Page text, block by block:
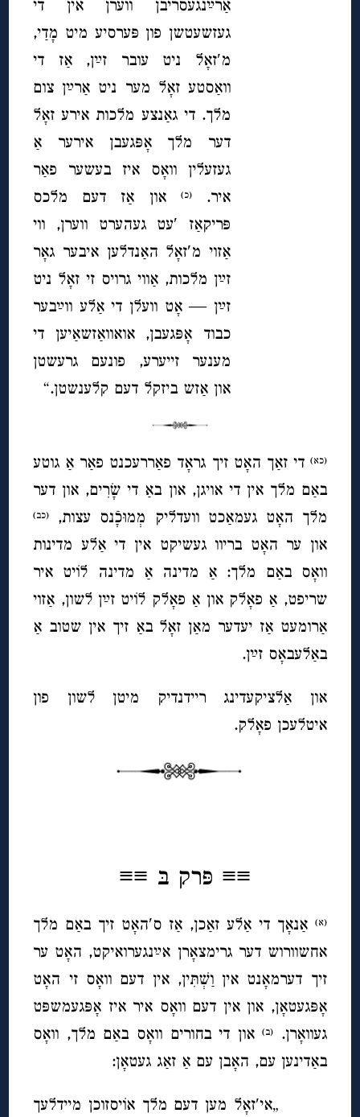
אַרײַנגעסריבן ווערן אין די
געזשעטשן פון פּערסיע מיט מָדַי,
מ′זאָל ניט עובר זײַן, אַז די
וואַסטע זאָל מער ניט אַרײַן צום
מלך. די גאַנצע מלכות אירע זאָל
דער מלך אָפּגעבן אירער אַ
געזעלין וואָס איז בעשער פאַר
איר.(כ)
און אַז דעם מלכס
פּריקאַז ′עט געהערט ווערן, ווי
אַזוי מ′זאָל האַנדלען איבער גאָר
זײַן מלכות, אַווי גרויס זי זאָל ניט
זײַן — אָט וועלן די אַלע ווײַבער
כבוד אָפּגעבן, אואוואַזשאַיען די
מענער זייערע, פונעם גרעשטן
און אַזש ביזקל דעם קלענשטן.“
(כא) די זאַך האָט זיך גראָד פאַררעכנט פאַר אַ גוטע
באַם מלך אין די אויגן, און באַ די שָׂרִים, און דער
מלך האָט געמאַכט וועדליק מְמוּכָֿנס עצות,
(כב)
און ער האָט בריוו געשיקט אין די אַלע מדינות
וואָס באַם מלך: אַ מדינה אַ מדינה לוֹיט איר
שריפט, אַ פאָלק און אַ פאָלק לוֹיט זײַן לשון, אַזוי
אַרומעט אַז יעדער מאַן זאָל באַ זיך אין שטוב אַ
באַלעבאָס זײַן.
און אַלציקעדינג ריידנדיק מיטן לשון פון
איטלעכן פאָלק.
≡≡ פּרק בּ ≡≡
(א) אַנאָך די אַלע זאַכן, אַז ס′האָט זיך באַם מלך
אחשוורוש דער גרימצאָרן אײַנגערואיקט, האָט ער
זיך דערמאָנט אין וַשְׁתִּין, אין דעם וואָס זי האָט
אָפּגעטאָן, און אין דעם וואָס איר איז אָפּגעמשפּט
געוואָרן.
(ב)און די בחורים וואָס באַם מלך, וואָס
באַדינען עם, האָבן עם אַ זאַג געטאָן:
„אי′זאָל מען דעם מלך אוֹיסזוכן מיידלעך